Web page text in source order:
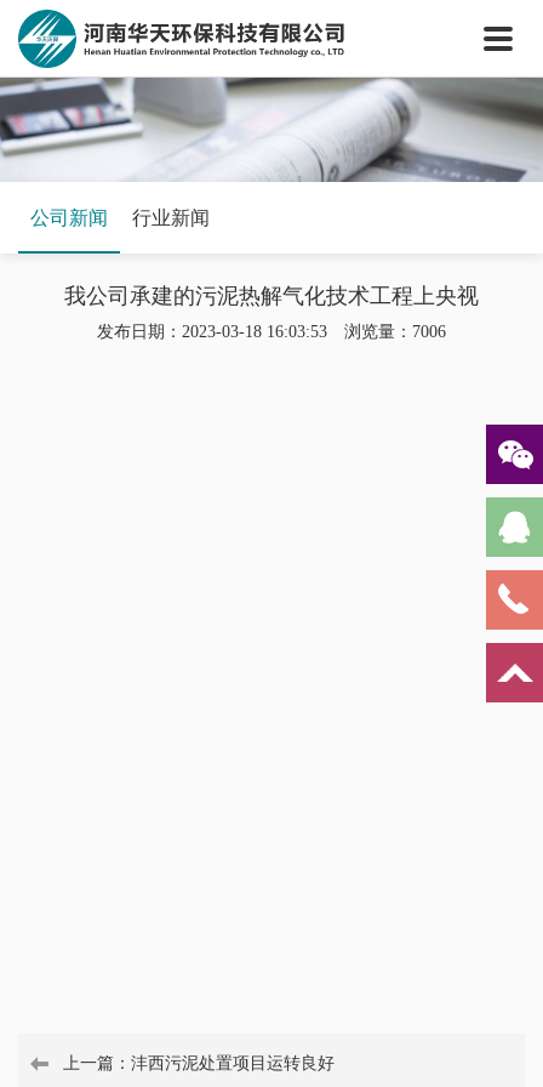
网站首页
关于我们
核心技术
工程案例
公司新闻 行业新闻
我公司承建的污泥热解气化技术工程上央视
发布日期：2023-03-18 16:03:53 浏览量：7006
上一篇： 沣西污泥处置项目运转良好